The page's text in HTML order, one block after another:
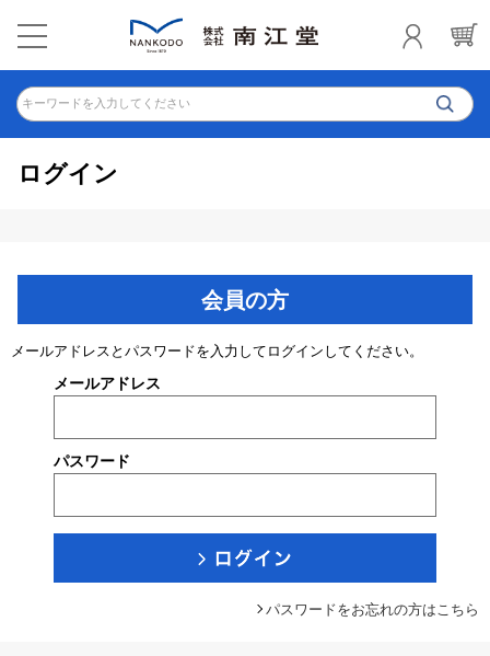
キーワードを入力してください
ログイン
会員の方
メールアドレスとパスワードを入力してログインしてください。
メールアドレス
パスワード
パスワードをお忘れの方はこちら